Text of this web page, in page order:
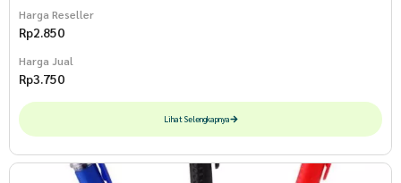
Harga Reseller
Rp2.850
Harga Jual
Rp3.750
Lihat Selengkapnya